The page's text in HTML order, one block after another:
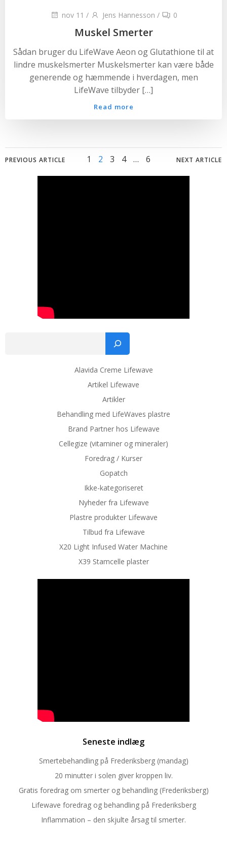
nov 11 / Jens Hannesson / 0
Muskel Smerter
Sådan bruger du LifeWave Aeon og Glutathione til at
lindre muskelsmerter Muskelsmerter kan være både
generende og hæmmende i hverdagen, men
LifeWave tilbyder […]
Read more
Posts
PREVIOUS ARTICLE
Posts
Page
1 Page
2 Page
3 Page
4 … Page
6
Posts
NEXT ARTICLE
Alavida Creme Lifewave
Artikel Lifewave
Artikler
Behandling med LifeWaves plastre
Brand Partner hos Lifewave
Cellegize (vitaminer og mineraler)
Foredrag / Kurser
Gopatch
Ikke-kategoriseret
Nyheder fra Lifewave
Plastre produkter Lifewave
Tilbud fra Lifewave
X20 Light Infused Water Machine
X39 Stamcelle plaster
Seneste indlæg
Smertebehandling på Frederiksberg (mandag)
20 minutter i solen giver kroppen liv.
Gratis foredrag om smerter og behandling (Frederiksberg)
Lifewave foredrag og behandling på Frederiksberg
Inflammation – den skjulte årsag til smerter.